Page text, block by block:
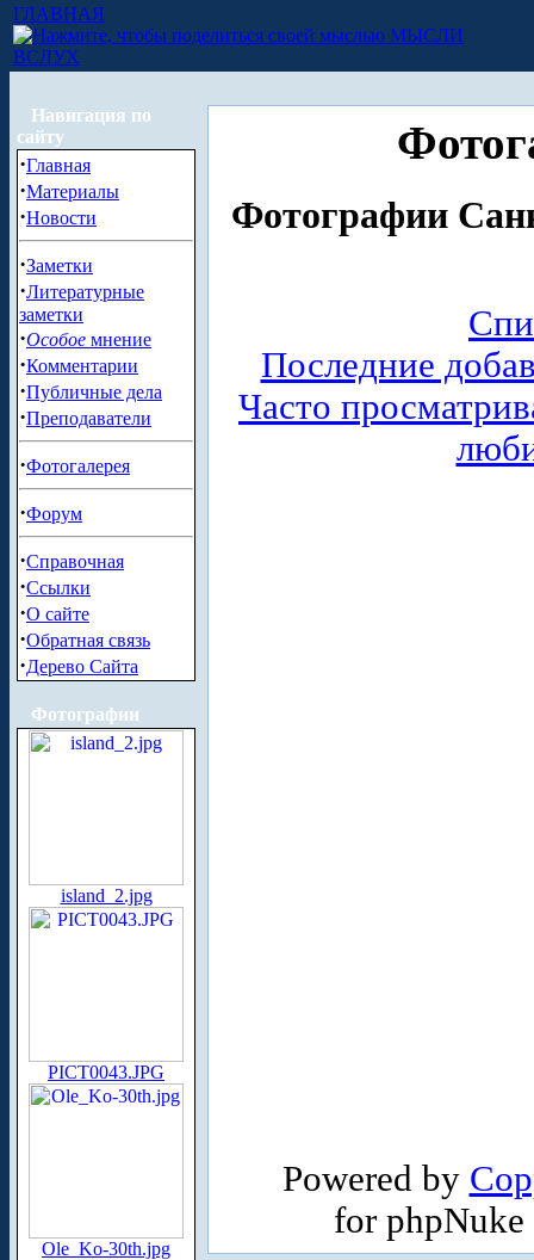
ГЛАВНАЯ
МЫСЛИ
ВСЛУХ
Навигация по
сайту
·Главная
·Материалы
·Новости
·Заметки
·Литературные
заметки
·Особое мнение
·Комментарии
·Публичные дела
·Преподаватели
·Фотогалерея
·Форум
·Справочная
·Ссылки
·О сайте
·Обратная связь
·Дерево Сайта
Фотографии
island_2.jpg
PICT0043.JPG
Ole_Ko-30th.jpg
Фотографии
Последние
Часто
Powered by
for